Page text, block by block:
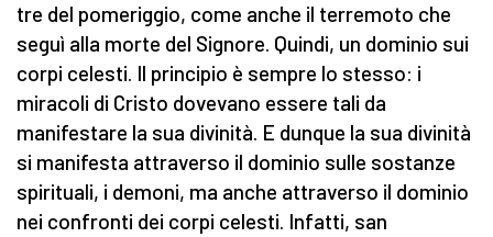
tre del pomeriggio, come anche il terremoto che
seguì alla morte del Signore. Quindi, un dominio sui
corpi celesti. Il principio è sempre lo stesso: i
miracoli di Cristo dovevano essere tali da
manifestare la sua divinità. E dunque la sua divinità
si manifesta attraverso il dominio sulle sostanze
spirituali, i demoni, ma anche attraverso il dominio
nei confronti dei corpi celesti. Infatti, san